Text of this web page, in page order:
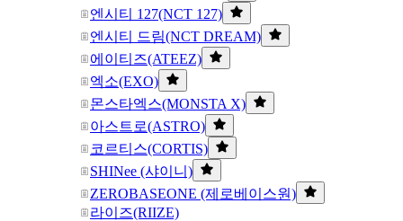
엔시티 127(NCT 127)
엔시티 드림(NCT DREAM)
에이티즈(ATEEZ)
엑소(EXO)
몬스타엑스(MONSTA X)
아스트로(ASTRO)
코르티스(CORTIS)
SHINee (샤이니)
ZEROBASEONE (제로베이스원)
라이즈(RIIZE)